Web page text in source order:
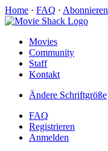
Home · FAQ · Abonnieren
Movies
Community
Staff
Kontakt
Ändere Schriftgröße
FAQ
Registrieren
Anmelden